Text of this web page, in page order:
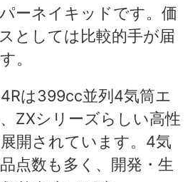
ーネイキッドです。価
としては比較的手が届
。
は399cc並列4気筒エ
ZXシリーズらしい高性
開されています。4気
点数も多く、開発・生